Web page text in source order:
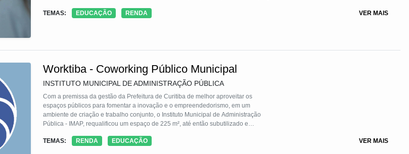
TEMAS:
EDUCAÇÃO RENDA VER MAIS
Worktiba - Coworking Público Municipal
INSTITUTO MUNICIPAL DE ADMINISTRAÇÃO PÚBLICA
Com a premissa da gestão da Prefeitura de Curitiba de melhor aproveitar os
espaços públicos para fomentar a inovação e o empreendedorismo, em um
ambiente de criação e trabalho conjunto, o Instituto Municipal de Administração
Pública - IMAP, requalificou um espaço de 225 m², até então subutilizado e
primeiro coworking público do Brasil, para receber projetos de cunho social,
TEMAS: RENDA EDUCAÇÃO VER MAIS